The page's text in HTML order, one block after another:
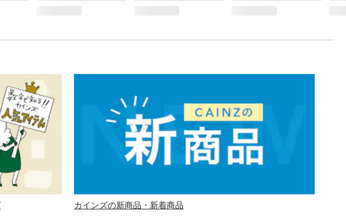
カインズの新商品・新着商品